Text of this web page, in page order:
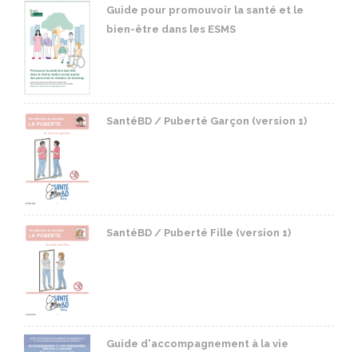
Guide pour promouvoir la santé et le
bien-être dans les ESMS
SantéBD / Puberté Garçon (version 1)
SantéBD / Puberté Fille (version 1)
Guide d'accompagnement à la vie